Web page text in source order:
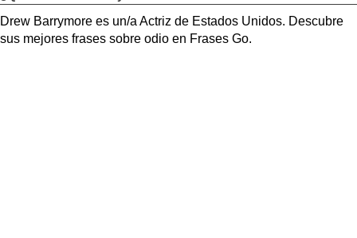
Drew Barrymore es un/a Actriz de Estados Unidos. Descubre
sus mejores frases sobre odio en Frases Go.